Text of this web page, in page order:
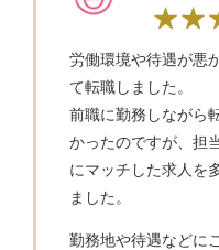
労働環境や待遇が悪
て転職しました。
前職に勤務しながら
かったのですが、担
にマッチした求人を
ました。
勤務地や待遇などに